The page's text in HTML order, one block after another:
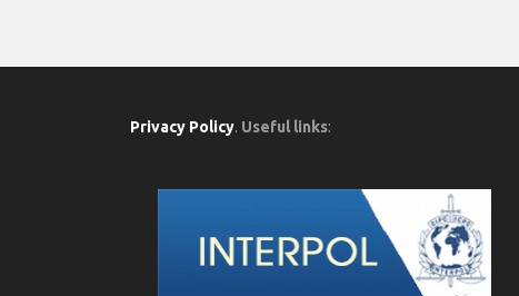
Privacy Policy. Useful links: